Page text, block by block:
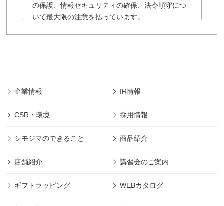
の保護、情報セキュリティの確保、法令順守につ
いて最大限の注意を払っています。
報の保護に細心の注意を払うものとします。
供されるサービスのみであります。
■本規約に明記された場合を除き、目的以外の利用
■本規約に明記された場合を除き、第三者への開示
■その他本規約に規定された方法での適切な管理を
企業情報 IR情報
CSR・環境 採用情報
シモジマのできること 商品紹介
店舗紹介 講習会のご案内
ギフトラッピング WEBカタログ